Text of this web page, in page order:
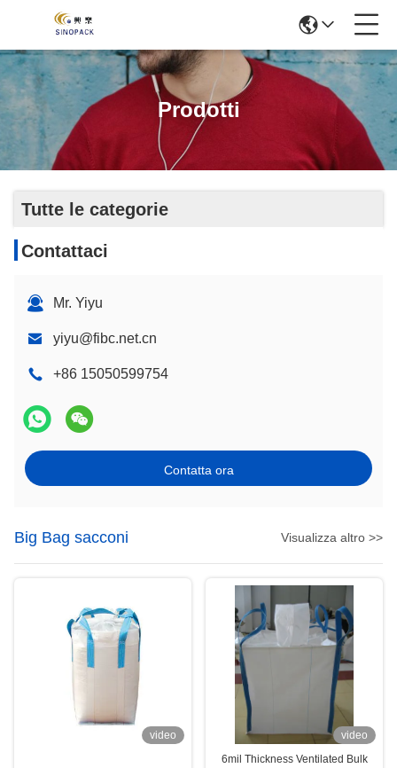
Prodotti
Tutte le categorie
Contattaci
Mr. Yiyu
yiyu@fibc.net.cn
+86 15050599754
Contatta ora
Big Bag sacconi Visualizza altro >>
video
video
6mil Thickness Ventilated Bulk